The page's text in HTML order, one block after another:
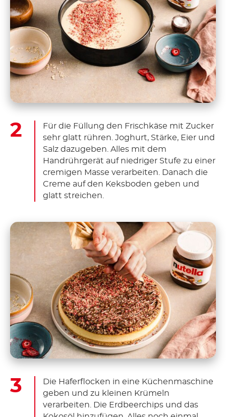
Für die Füllung den Frischkäse mit Zucker
sehr glatt rühren. Joghurt, Stärke, Eier und
Salz dazugeben. Alles mit dem
Handrührgerät auf niedriger Stufe zu einer
cremigen Masse verarbeiten. Danach die
Creme auf den Keksboden geben und
glatt streichen.
Die Haferflocken in eine Küchenmaschine
geben und zu kleinen Krümeln
verarbeiten. Die Erdbeerchips und das